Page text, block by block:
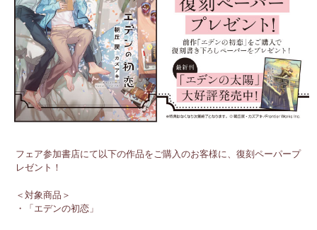
フェア参加書店にて以下の作品をご購入のお客様に、復刻ペーパープ
レゼント！
＜対象商品＞
・「エデンの初恋」